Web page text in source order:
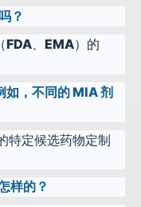
？
FDA、EMA）的
如，不同的 MIA 剂
特定候选药物定制
样的？